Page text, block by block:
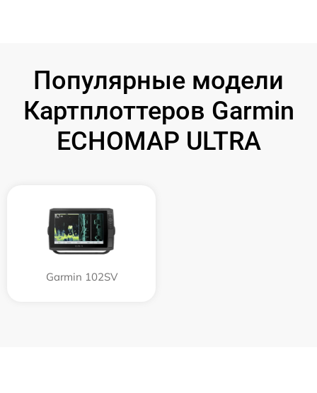
Популярные модели
Картплоттеров Garmin
ECHOMAP ULTRA
Garmin 102SV